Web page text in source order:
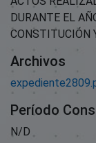
DURANTE EL
CONSTITUCIÓN
Archivos
Período
N/D